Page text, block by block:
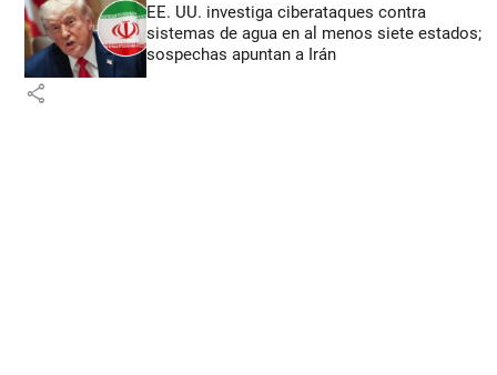
EE. UU. investiga ciberataques contra
sistemas de agua en al menos siete estados;
sospechas apuntan a Irán
share